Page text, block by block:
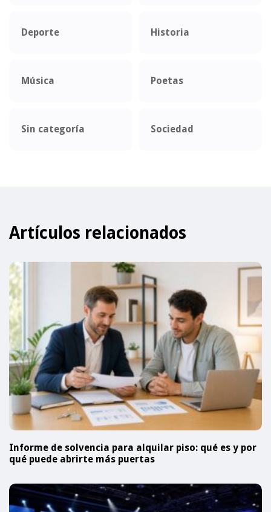
Deporte Historia
Música Poetas
Sin categoría Sociedad
Artículos relacionados
Informe de solvencia para alquilar piso: qué es y por
qué puede abrirte más puertas